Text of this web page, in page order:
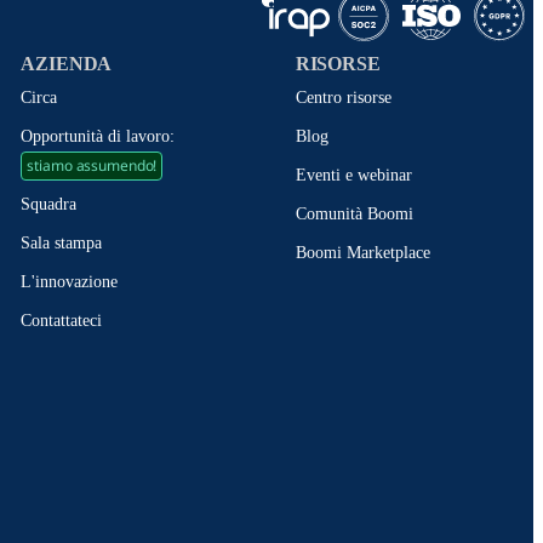
AZIENDA
Circa
Opportunità di lavoro:
stiamo assumendo!
Squadra
Sala stampa
L'innovazione
Contattateci
RISORSE
Centro risorse
Blog
Eventi e webinar
Comunità Boomi
Boomi Marketplace